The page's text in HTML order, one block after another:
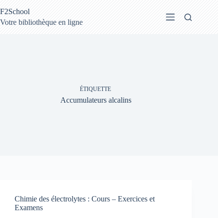
au
contenu
F2School
Votre bibliothèque en ligne
ÉTIQUETTE
Accumulateurs alcalins
Chimie des électrolytes : Cours – Exercices et
Examens